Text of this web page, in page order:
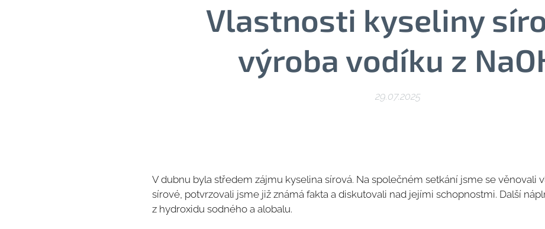
Vlastnosti kyseliny
výroba vodíku z
29.07.2025
V dubnu byla středem zájmu kyselina sírová. Na společném setkání jsme se věnovali
sírové, potvrzovali jsme již známá fakta a diskutovali nad jejími schopnostmi. Další
z hydroxidu sodného a alobalu.